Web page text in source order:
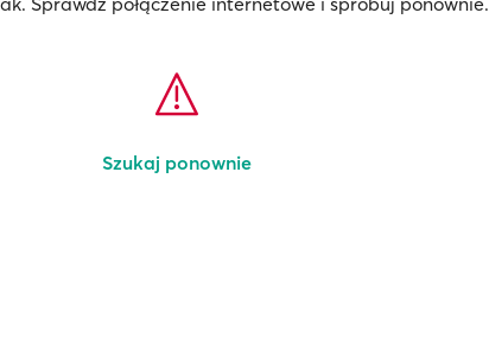
Szukaj ponownie